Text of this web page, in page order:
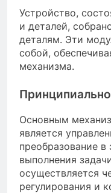
Устройство,
и деталей,
деталям. Эти
собой,
механизма.
Основным
является
преобразование
выполнения
осуществляется
регулирования и